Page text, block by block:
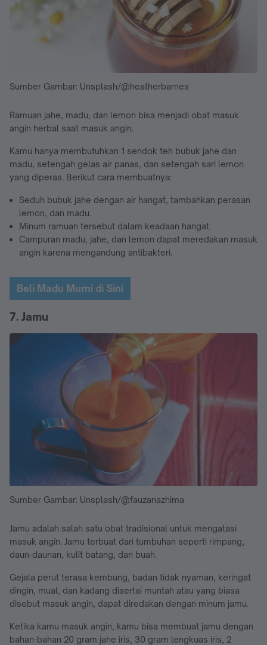
Sumber Gambar: Unsplash/@heatherbarnes
Ramuan jahe, madu, dan lemon bisa menjadi obat masuk
angin herbal saat masuk angin.
Kamu hanya membutuhkan 1 sendok teh bubuk jahe dan
madu, setengah gelas air panas, dan setengah sari lemon
yang diperas. Berikut cara membuatnya:
Seduh bubuk jahe dengan air hangat, tambahkan perasan
lemon, dan madu.
Minum ramuan tersebut dalam keadaan hangat.
Campuran madu, jahe, dan lemon dapat meredakan masuk
angin karena mengandung antibakteri.
Beli Madu Murni di Sini
7. Jamu
Sumber Gambar: Unsplash/@fauzanazhima
Jamu adalah salah satu obat tradisional untuk mengatasi
masuk angin. Jamu terbuat dari tumbuhan seperti rimpang,
daun-daunan, kulit batang, dan buah.
Gejala perut terasa kembung, badan tidak nyaman, keringat
dingin, mual, dan kadang disertai muntah atau yang biasa
disebut masuk angin, dapat diredakan dengan minum jamu.
Ketika kamu masuk angin, kamu bisa membuat jamu dengan
bahan-bahan 20 gram jahe iris, 30 gram lengkuas iris, 2